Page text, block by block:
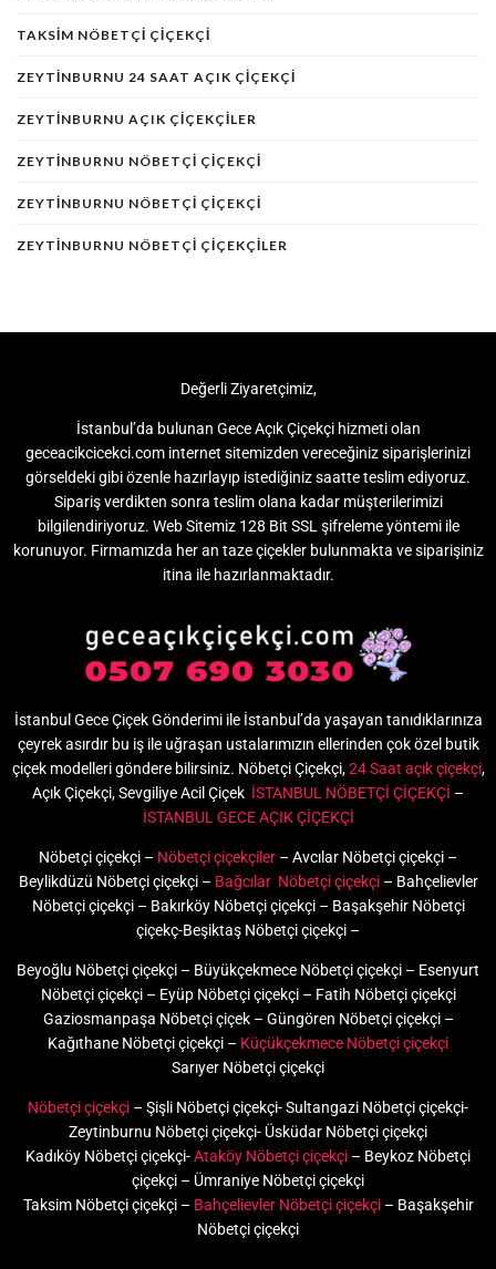
TAKSIM NÖBETÇI ÇIÇEKÇI
ZEYTINBURNU 24 SAAT AÇIK ÇIÇEKÇI
ZEYTINBURNU AÇIK ÇIÇEKÇILER
ZEYTINBURNU NÖBETÇI ÇIÇEKÇI
ZEYTINBURNU NÖBETÇI ÇIÇEKÇI
ZEYTINBURNU NÖBETÇI ÇIÇEKÇILER
Değerli Ziyaretçimiz,
İstanbul’da bulunan Gece Açık Çiçekçi hizmeti olan
geceacikcicekci.com internet sitemizden vereceğiniz siparişlerinizi
görseldeki gibi özenle hazırlayıp istediğiniz saatte teslim ediyoruz.
Sipariş verdikten sonra teslim olana kadar müşterilerimizi
bilgilendiriyoruz. Web Sitemiz 128 Bit SSL şifreleme yöntemi ile
korunuyor. Firmamızda her an taze çiçekler bulunmakta ve siparişiniz
itina ile hazırlanmaktadır.
İstanbul Gece Çiçek Gönderimi ile İstanbul’da yaşayan tanıdıklarınıza
çeyrek asırdır bu iş ile uğraşan ustalarımızın ellerinden çok özel butik
çiçek modelleri göndere bilirsiniz. Nöbetçi Çiçekçi,24 Saat açık çiçekçi,
Açık Çiçekçi, Sevgiliye Acil Çiçek İSTANBUL NÖBETÇİ ÇİÇEKÇİ –
İSTANBUL GECE AÇIK ÇİÇEKÇİ
Nöbetçi çiçekçi – Nöbetçi çiçekçiler – Avcılar Nöbetçi çiçekçi –
Beylikdüzü Nöbetçi çiçekçi – Bağcılar Nöbetçi çiçekçi– Bahçelievler
Nöbetçi çiçekçi – Bakırköy Nöbetçi çiçekçi – Başakşehir Nöbetçi
çiçekç-Beşiktaş Nöbetçi çiçekçi –
Beyoğlu Nöbetçi çiçekçi – Büyükçekmece Nöbetçi çiçekçi – Esenyurt
Nöbetçi çiçekçi – Eyüp Nöbetçi çiçekçi – Fatih Nöbetçi çiçekçi
Gaziosmanpaşa Nöbetçi çiçek – Güngören Nöbetçi çiçekçi –
Kağıthane Nöbetçi çiçekçi – Küçükçekmece Nöbetçi çiçekçi
Sarıyer Nöbetçi çiçekçi
Nöbetçi çiçekçi – Şişli Nöbetçi çiçekçi- Sultangazi Nöbetçi çiçekçi-
Zeytinburnu Nöbetçi çiçekçi- Üsküdar Nöbetçi çiçekçi
Kadıköy Nöbetçi çiçekçi-Ataköy Nöbetçi çiçekçi – Beykoz Nöbetçi
çiçekçi – Ümraniye Nöbetçi çiçekçi
Taksim Nöbetçi çiçekçi – Bahçelievler Nöbetçi çiçekçi– Başakşehir
Nöbetçi çiçekçi